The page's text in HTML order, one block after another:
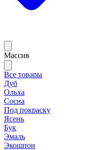
Массив
Все товары
Дуб
Ольха
Сосна
Под покраску
Ясень
Бук
Эмаль
Экошпон